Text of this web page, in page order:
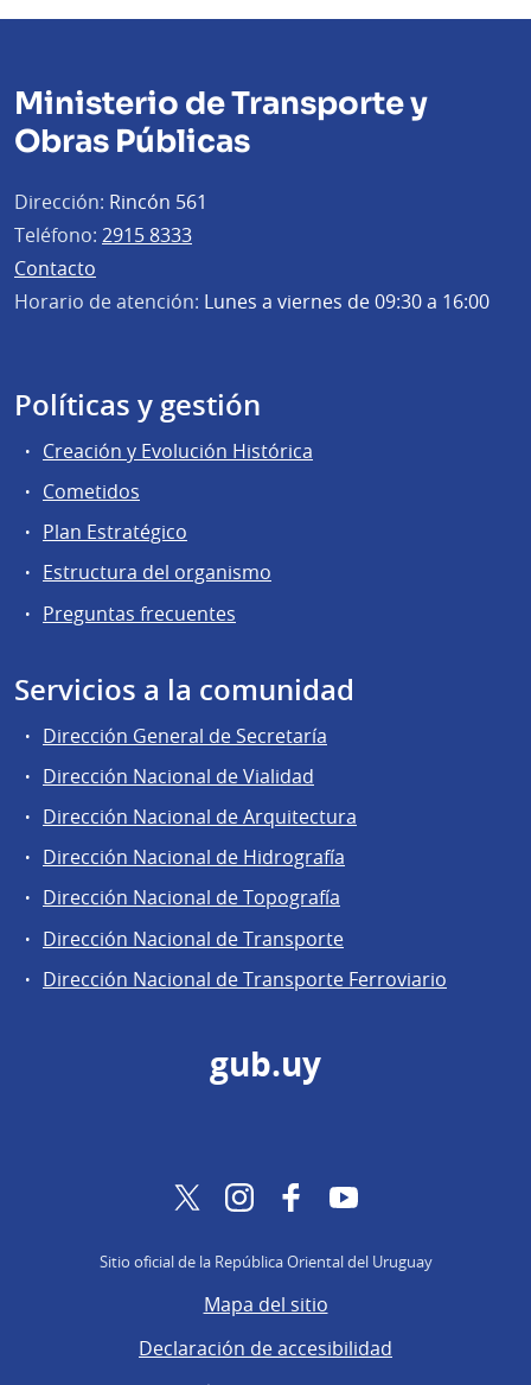
Ministerio de Transporte y
Obras Públicas
Dirección: Rincón 561
Teléfono: 2915 8333
Contacto
Horario de atención: Lunes a viernes de 09:30 a 16:00
Políticas y gestión
Creación y Evolución Histórica
Cometidos
Plan Estratégico
Estructura del organismo
Preguntas frecuentes
Servicios a la comunidad
Dirección General de Secretaría
Dirección Nacional de Vialidad
Dirección Nacional de Arquitectura
Dirección Nacional de Hidrografía
Dirección Nacional de Topografía
Dirección Nacional de Transporte
Dirección Nacional de Transporte Ferroviario
gub.uy
TwitterInstagramFacebookYouTube
Sitio oficial de la República Oriental del Uruguay
Mapa del sitio
Declaración de accesibilidad